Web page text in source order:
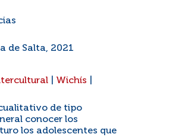
de Salta, 2021
Wichís
de tipo
conocer los
los adolescentes que